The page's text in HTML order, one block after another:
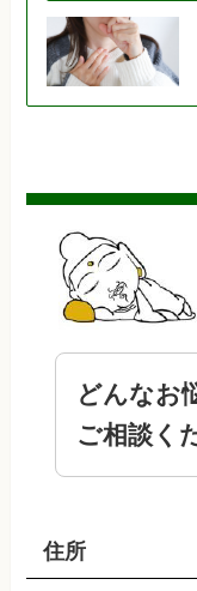
どんなお
ご相談く
住所